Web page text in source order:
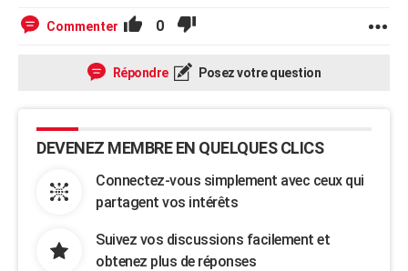
Commenter 0
Répondre Posez votre question
DEVENEZ MEMBRE EN QUELQUES CLICS
Connectez-vous simplement avec ceux qui
partagent vos intérêts
Suivez vos discussions facilement et
obtenez plus de réponses